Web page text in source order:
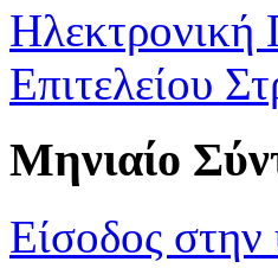
Ηλεκτρονική
Επιτελείου
Μηνιαίο
Είσοδος στην